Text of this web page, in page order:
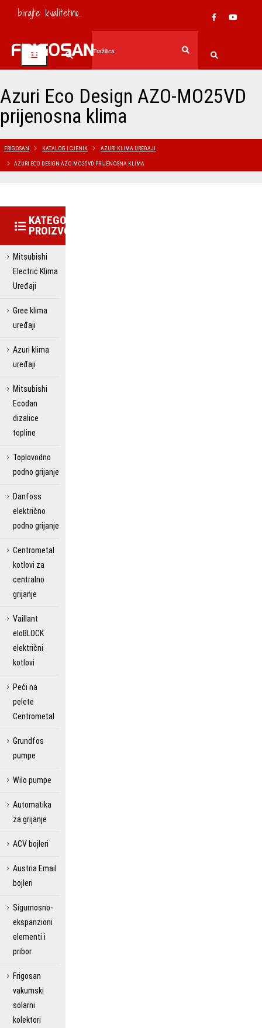
birajte kvalitetno...
Azuri Eco Design AZO-MO25VD
prijenosna klima
FRIGOSAN KATALOG I CJENIK AZURI KLIMA UREĐAJI
AZURI ECO DESIGN AZO-MO25VD PRIJENOSNA KLIMA
KATEGORIJE
PROIZVODA
Mitsubishi
Electric Klima
Uređaji
Gree klima
uređaji
Azuri klima
uređaji
Mitsubishi
Ecodan
dizalice
topline
Toplovodno
podno grijanje
Danfoss
električno
podno grijanje
Centrometal
kotlovi za
centralno
grijanje
Vaillant
eloBLOCK
električni
kotlovi
Peći na
pelete
Centrometal
Grundfos
pumpe
Wilo pumpe
Automatika
za grijanje
ACV bojleri
Austria Email
bojleri
Sigurnosno-
ekspanzioni
elementi i
pribor
Frigosan
vakumski
solarni
kolektori